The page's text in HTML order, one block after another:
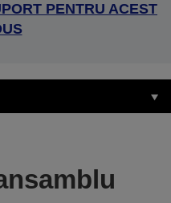
PENTRU ACEST